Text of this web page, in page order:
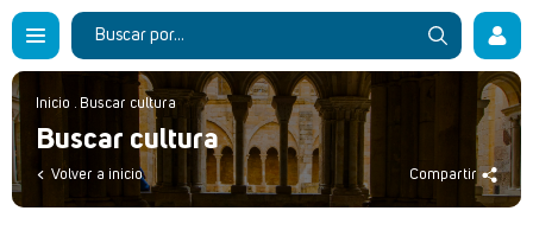
Inicio . Buscar cultura
Buscar cultura
Volver a inicio Compartir